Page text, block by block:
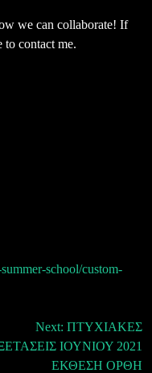
we can collaborate! If
to contact me.
school/custom-
Next: ΠΤΥΧΙΑΚΕΣ
ΙΟΥΝΙΟΥ 2021
ΕΚΘΕΣΗ ΟΡΘΗ